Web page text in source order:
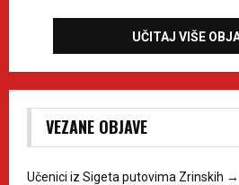
UČITAJ VIŠE
VEZANE OBJAVE
Učenici iz Sigeta putovima Zrinskih →